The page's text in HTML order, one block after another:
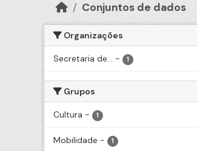
Conjuntos de dados
Organizações
Secretaria de... - 1
Grupos
Cultura - 1
Mobilidade - 1